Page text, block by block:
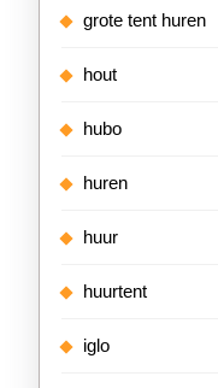
grote tent huren
hout
hubo
huren
huur
huurtent
iglo